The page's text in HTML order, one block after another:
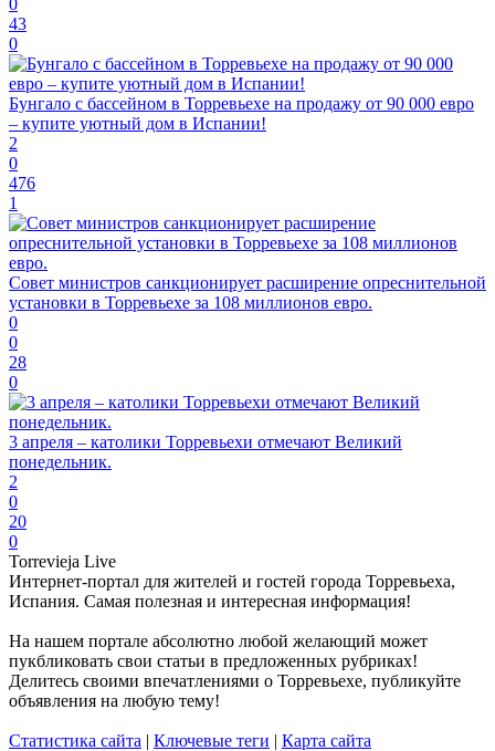
43
0
Бунгало с бассейном в Торревьехе на продажу от 90 000 евро
– купите уютный дом в Испании!
2
0
476
1
Совет министров санкционирует расширение опреснительной
установки в Торревьехе за 108 миллионов евро.
0
0
28
0
3 апреля – католики Торревьехи отмечают Великий
понедельник.
2
0
20
0
Torrevieja Live
Интернет-портал для жителей и гостей города Торревьеха,
Испания. Самая полезная и интересная информация!
На нашем портале абсолютно любой желающий может
пукбликовать свои статьи в предложенных рубриках!
Делитесь своими впечатлениями о Торревьехе, публикуйте
объявления на любую тему!
Статистика сайта | Ключевые теги | Карта сайта